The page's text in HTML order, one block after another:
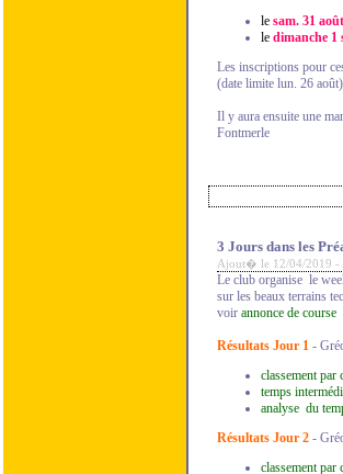
le sam. 31 août
le dimanche 1
Les inscriptions pour
(date limite lun. 26 août)
Il y aura ensuite une
Fontmerle
3 Jours dans les
Ajout� le 12/04/2019 -
Le club organise le
sur les beaux terrains
voir annonce de course
Résultats Jour 1 -
classement par
temps
analyse du
Résultats Jour 2 -
classement par